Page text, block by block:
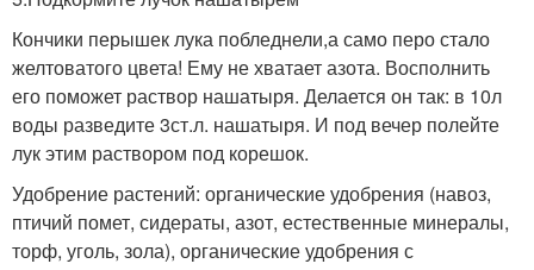
Кончики перышек лука побледнели,а само перо стало
желтоватого цвета! Ему не хватает азота. Восполнить
его поможет раствор нашатыря. Делается он так: в 10л
воды разведите 3ст.л. нашатыря. И под вечер полейте
лук этим раствором под корешок.
Удобрение растений: органические удобрения (навоз,
птичий помет, сидераты, азот, естественные минералы,
торф, уголь, зола), органические удобрения с